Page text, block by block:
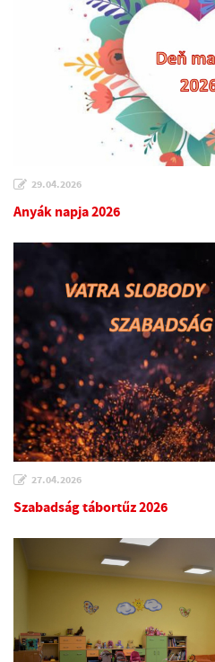
29.04.2026
Anyák napja 2026
27.04.2026
Szabadság tábortűz 2026